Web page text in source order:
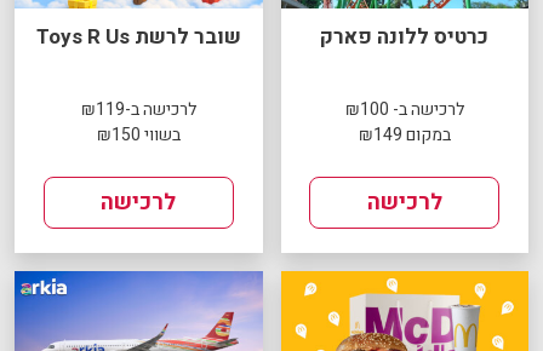
כרטיס ללונה פארק
לרכישה ב- ₪100
במקום ₪149
לרכישה
שובר לרשת Toys R Us
לרכישה ב-₪119
בשווי ₪150
לרכישה